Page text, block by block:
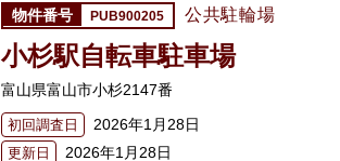
PUB900205 公共駐輪場
小杉駅自転車駐車場
富山県富山市小杉2147番
初回調査日 2026年1月28日
更新日 2026年1月28日